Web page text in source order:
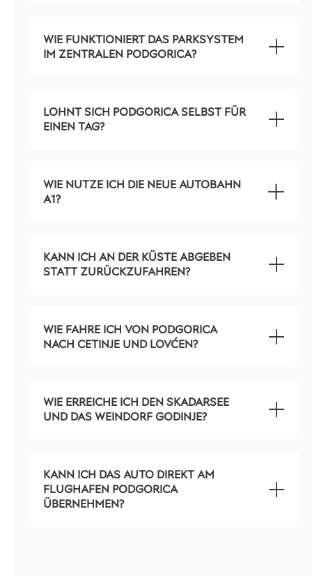
WIE FUNKTIONIERT DAS PARKSYSTEM
IM ZENTRALEN PODGORICA?
LOHNT SICH PODGORICA SELBST FÜR
EINEN TAG?
WIE NUTZE ICH DIE NEUE AUTOBAHN
A1?
KANN ICH AN DER KÜSTE ABGEBEN
STATT ZURÜCKZUFAHREN?
WIE FAHRE ICH VON PODGORICA
NACH CETINJE UND LOVĆEN?
WIE ERREICHE ICH DEN SKADARSEE
UND DAS WEINDORF GODINJE?
KANN ICH DAS AUTO DIREKT AM
FLUGHAFEN PODGORICA
ÜBERNEHMEN?